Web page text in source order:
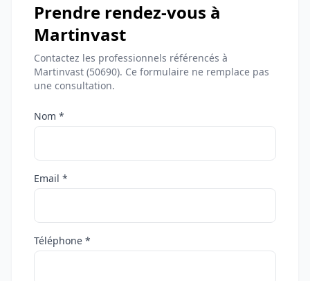
Prendre rendez-vous à
Martinvast
Contactez les professionnels référencés à
Martinvast (50690). Ce formulaire ne remplace pas
une consultation.
Nom *
Email *
Téléphone *